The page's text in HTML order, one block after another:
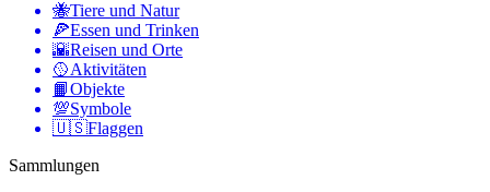
🐝Tiere und Natur
🍕Essen und Trinken
🌇Reisen und Orte
🥎Aktivitäten
📙Objekte
💯Symbole
🇺🇸Flaggen
Sammlungen